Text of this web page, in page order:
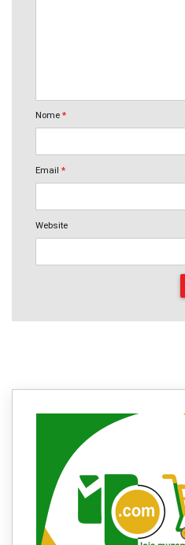
Nome *
Email *
Website